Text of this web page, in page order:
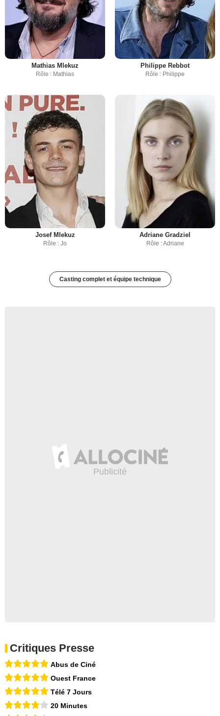
Mathias Mlekuz
Rôle : Mathias
Philippe Rebbot
Rôle : Philippe
Josef Mlekuz
Rôle : Jo
Adriane Gradziel
Rôle : Adriane
Casting complet et équipe technique
Critiques Presse
Abus de Ciné
Ouest France
Télé 7 Jours
20 Minutes